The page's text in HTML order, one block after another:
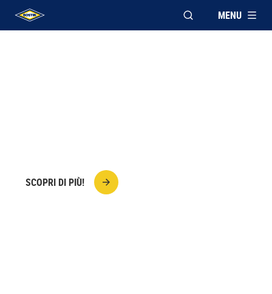
UHU logo
APRI FINESTRA
MENU
SCOPRI DI PIÙ!